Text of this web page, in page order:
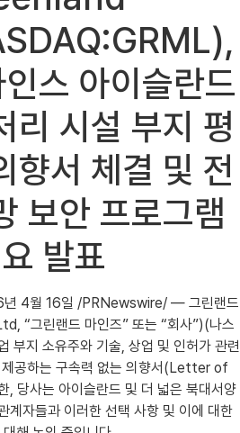
스 아이슬란드
리 시설 부지 평
향서 체결 및 전
보안 프로그램
발표
년 4월 16일 /PRNewswire/ — 그린랜드
“그린랜드 마인즈” 또는 “회사”)(나스
부지 소유주와 기술, 상업 및 인허가 관련
제공하는 구속력 없는 의향서(Letter of
당사는 아이슬란드 및 더 넓은 북대서양
계자들과 이러한 선택 사항 및 이에 대한